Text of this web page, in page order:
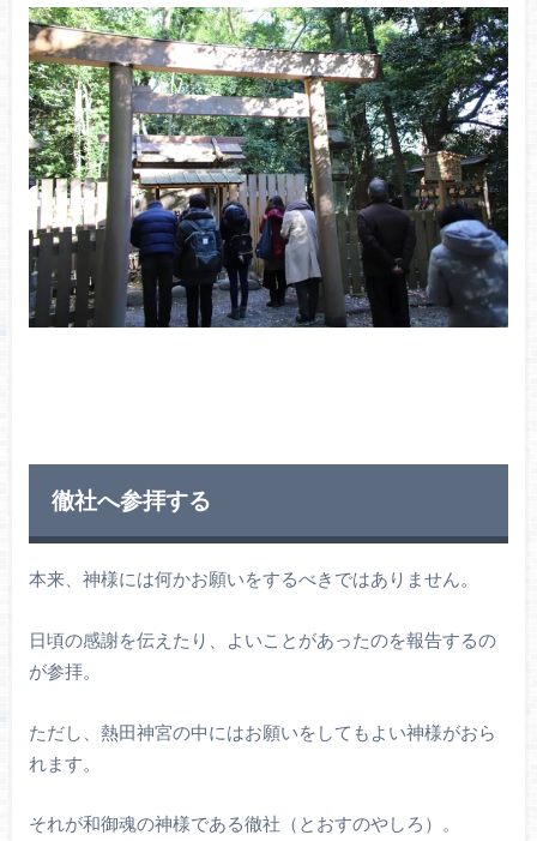
徹社へ参拝する
本来、神様には何かお願いをするべきではありません。
日頃の感謝を伝えたり、よいことがあったのを報告するの
が参拝。
ただし、熱田神宮の中にはお願いをしてもよい神様がおら
れます。
それが和御魂の神様である徹社（とおすのやしろ）。